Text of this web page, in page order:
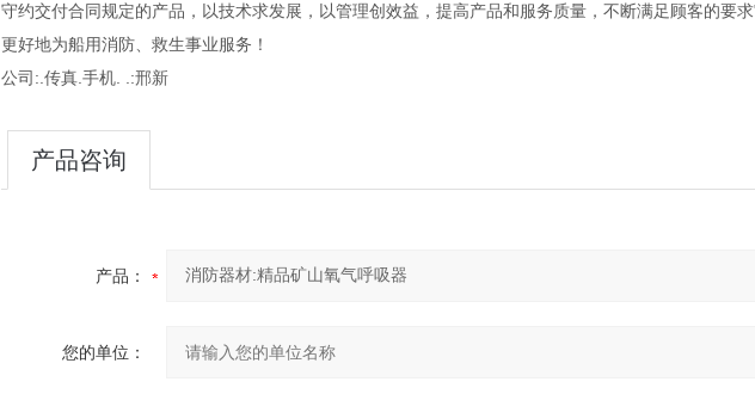
守约交付合同规定的产品，以技术求发展，以管理创效益，提高产品和服务质量，不断满足顾客的要求
更好地为船用消防、救生事业服务！
公司:.传真.手机. .:邢新
产品咨询
产品：
您的单位：